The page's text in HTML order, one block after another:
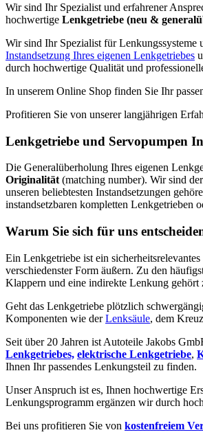
Wir sind Ihr Spezialist und erfahrener
hochwertige Lenkgetriebe (neu &
Wir sind Ihr Spezialist für Lenkungssysteme
Instandsetzung Ihres eigenen Lenkgetriebes
durch hochwertige Qualität und
In unserem Online Shop finden Sie Ihr
Profitieren Sie von unserer langjährigen
Lenkgetriebe und Servopumpen
Die Generalüberholung Ihres eigenen
Originalität (matching number). Wir sind
unseren beliebtesten Instandsetzungen
instandsetzbaren kompletten Lenkgetrieben
Warum Sie sich für uns
Ein Lenkgetriebe ist ein
verschiedenster Form äußern. Zu den
Klappern und eine indirekte Lenkung gehört
Geht das Lenkgetriebe plötzlich
Komponenten wie derLenksäule, dem
Seit über 20 Jahren ist Autoteile Jakobs
Lenkgetriebes, elektrische Lenkgetriebe,
Ihnen Ihr passendes Lenkungsteil zu finden.
Unser Anspruch ist es, Ihnen hochwertige
Lenkungsprogramm ergänzen wir durch
Bei uns profitieren Sie von kostenfreiem